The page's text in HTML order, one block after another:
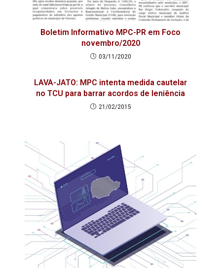
Boletim Informativo MPC-PR em Foco
novembro/2020
03/11/2020
LAVA-JATO: MPC intenta medida cautelar
no TCU para barrar acordos de leniência
21/02/2015